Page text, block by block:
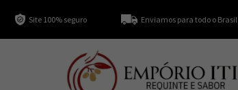
Site 100% seguro Enviamos para todo o Brasil